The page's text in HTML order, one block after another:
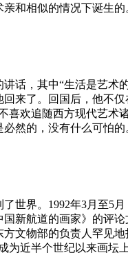
和相似的情况下诞生的
话，其中“生活是艺
来了。回国后，他不
欢追随西方现代艺
然的，没有什么可怕的
世界。1992年3月至5
新航道的画家》的评
文物部的负责人罕见
近半个世纪以来画